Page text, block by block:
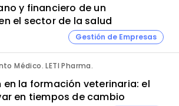
y financiero de un
el sector de la salud
Gestión de Empresas
Médico. LETI Pharma.
la formación veterinaria: el
en tiempos de cambio